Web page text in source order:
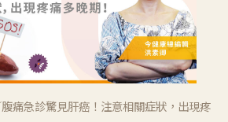
腹痛急診驚見肝癌！注意相關症狀，出現疼